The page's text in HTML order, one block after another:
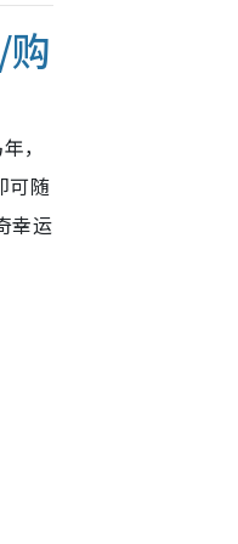
，
可随
幸运